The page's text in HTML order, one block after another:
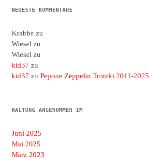
NEUESTE KOMMENTARE
Krabbe zu
Wiesel zu
Wiesel zu
kid37 zu
kid37 zu Pepone Zeppelin Trotzki 2011-2025
HALTUNG ANGENOMMEN IM
Juni 2025
Mai 2025
März 2023